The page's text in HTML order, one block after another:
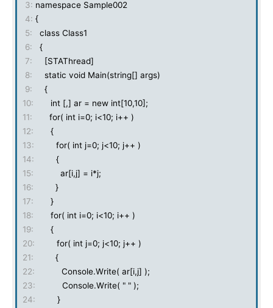
3: namespace Sample002
4: {
5:
class Class1
6:
{
7:
[STAThread]
8:
static void Main(string[] args)
9:
{
10:
int [,] ar = new int[10,10];
11:
for( int i=0; i<10; i++ )
12:
{
13:
for( int j=0; j<10; j++ )
14:
{
15:
ar[i,j] = i*j;
16:
}
17:
}
18:
for( int i=0; i<10; i++ )
19:
{
20:
for( int j=0; j<10; j++ )
21:
{
22:
Console.Write( ar[i,j] );
23:
Console.Write( " " );
24:
}